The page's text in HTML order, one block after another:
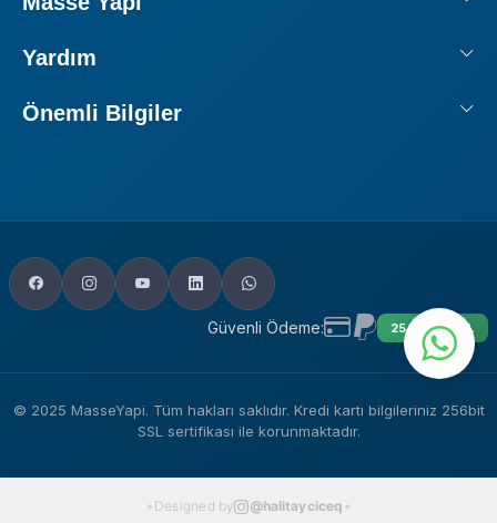
Yardım
Önemli Bilgiler
Güvenli Ödeme: 256 BIT SSL
© 2025 MasseYapi. Tüm hakları saklıdır. Kredi kartı bilgileriniz 256bit
SSL sertifikası ile korunmaktadır.
✦ Designed by @halitayciceq ✦